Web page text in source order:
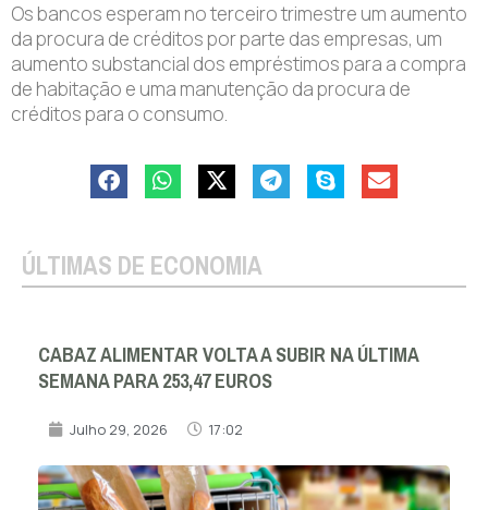
Os bancos esperam no terceiro trimestre um aumento
da procura de créditos por parte das empresas, um
aumento substancial dos empréstimos para a compra
de habitação e uma manutenção da procura de
créditos para o consumo.
ÚLTIMAS DE ECONOMIA
CABAZ ALIMENTAR VOLTA A SUBIR NA ÚLTIMA
SEMANA PARA 253,47 EUROS
Julho 29, 2026 17:02